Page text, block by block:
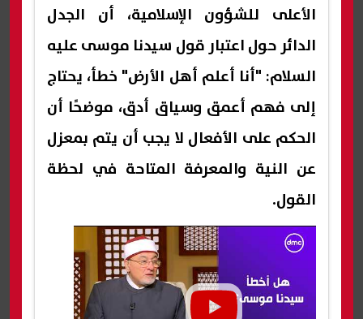
الأعلى للشؤون الإسلامية، أن الجدل
الدائر حول اعتبار قول سيدنا موسى عليه
السلام: "أنا أعلم أهل الأرض" خطأ، يحتاج
إلى فهم أعمق وسياق أدق، موضحًا أن
الحكم على الأفعال لا يجب أن يتم بمعزل
عن النية والمعرفة المتاحة في لحظة
القول.